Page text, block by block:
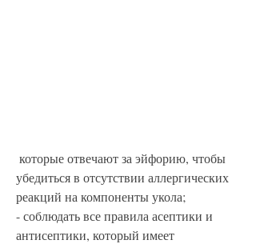
убедиться в отсутствии аллергических
реакций на компоненты укола;
- соблюдать все правила асептики и
антисептики, который имеет